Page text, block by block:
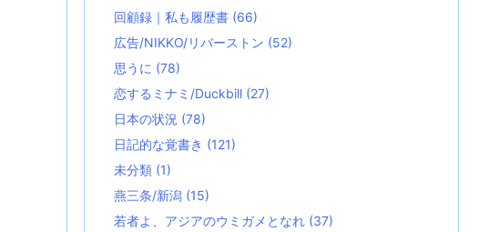
回顧録｜私も履歴書 (66)
広告/NIKKO/リバーストン (52)
思うに (78)
恋するミナミ/Duckbill (27)
日本の状況 (78)
日記的な覚書き (121)
未分類 (1)
燕三条/新潟 (15)
若者よ、アジアのウミガメとなれ (37)